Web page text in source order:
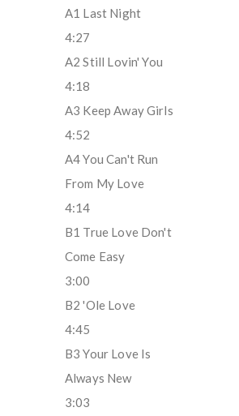
A1 Last Night
4:27
A2 Still Lovin' You
4:18
A3 Keep Away Girls
4:52
A4 You Can't Run
From My Love
4:14
B1 True Love Don't
Come Easy
3:00
B2 'Ole Love
4:45
B3 Your Love Is
Always New
3:03